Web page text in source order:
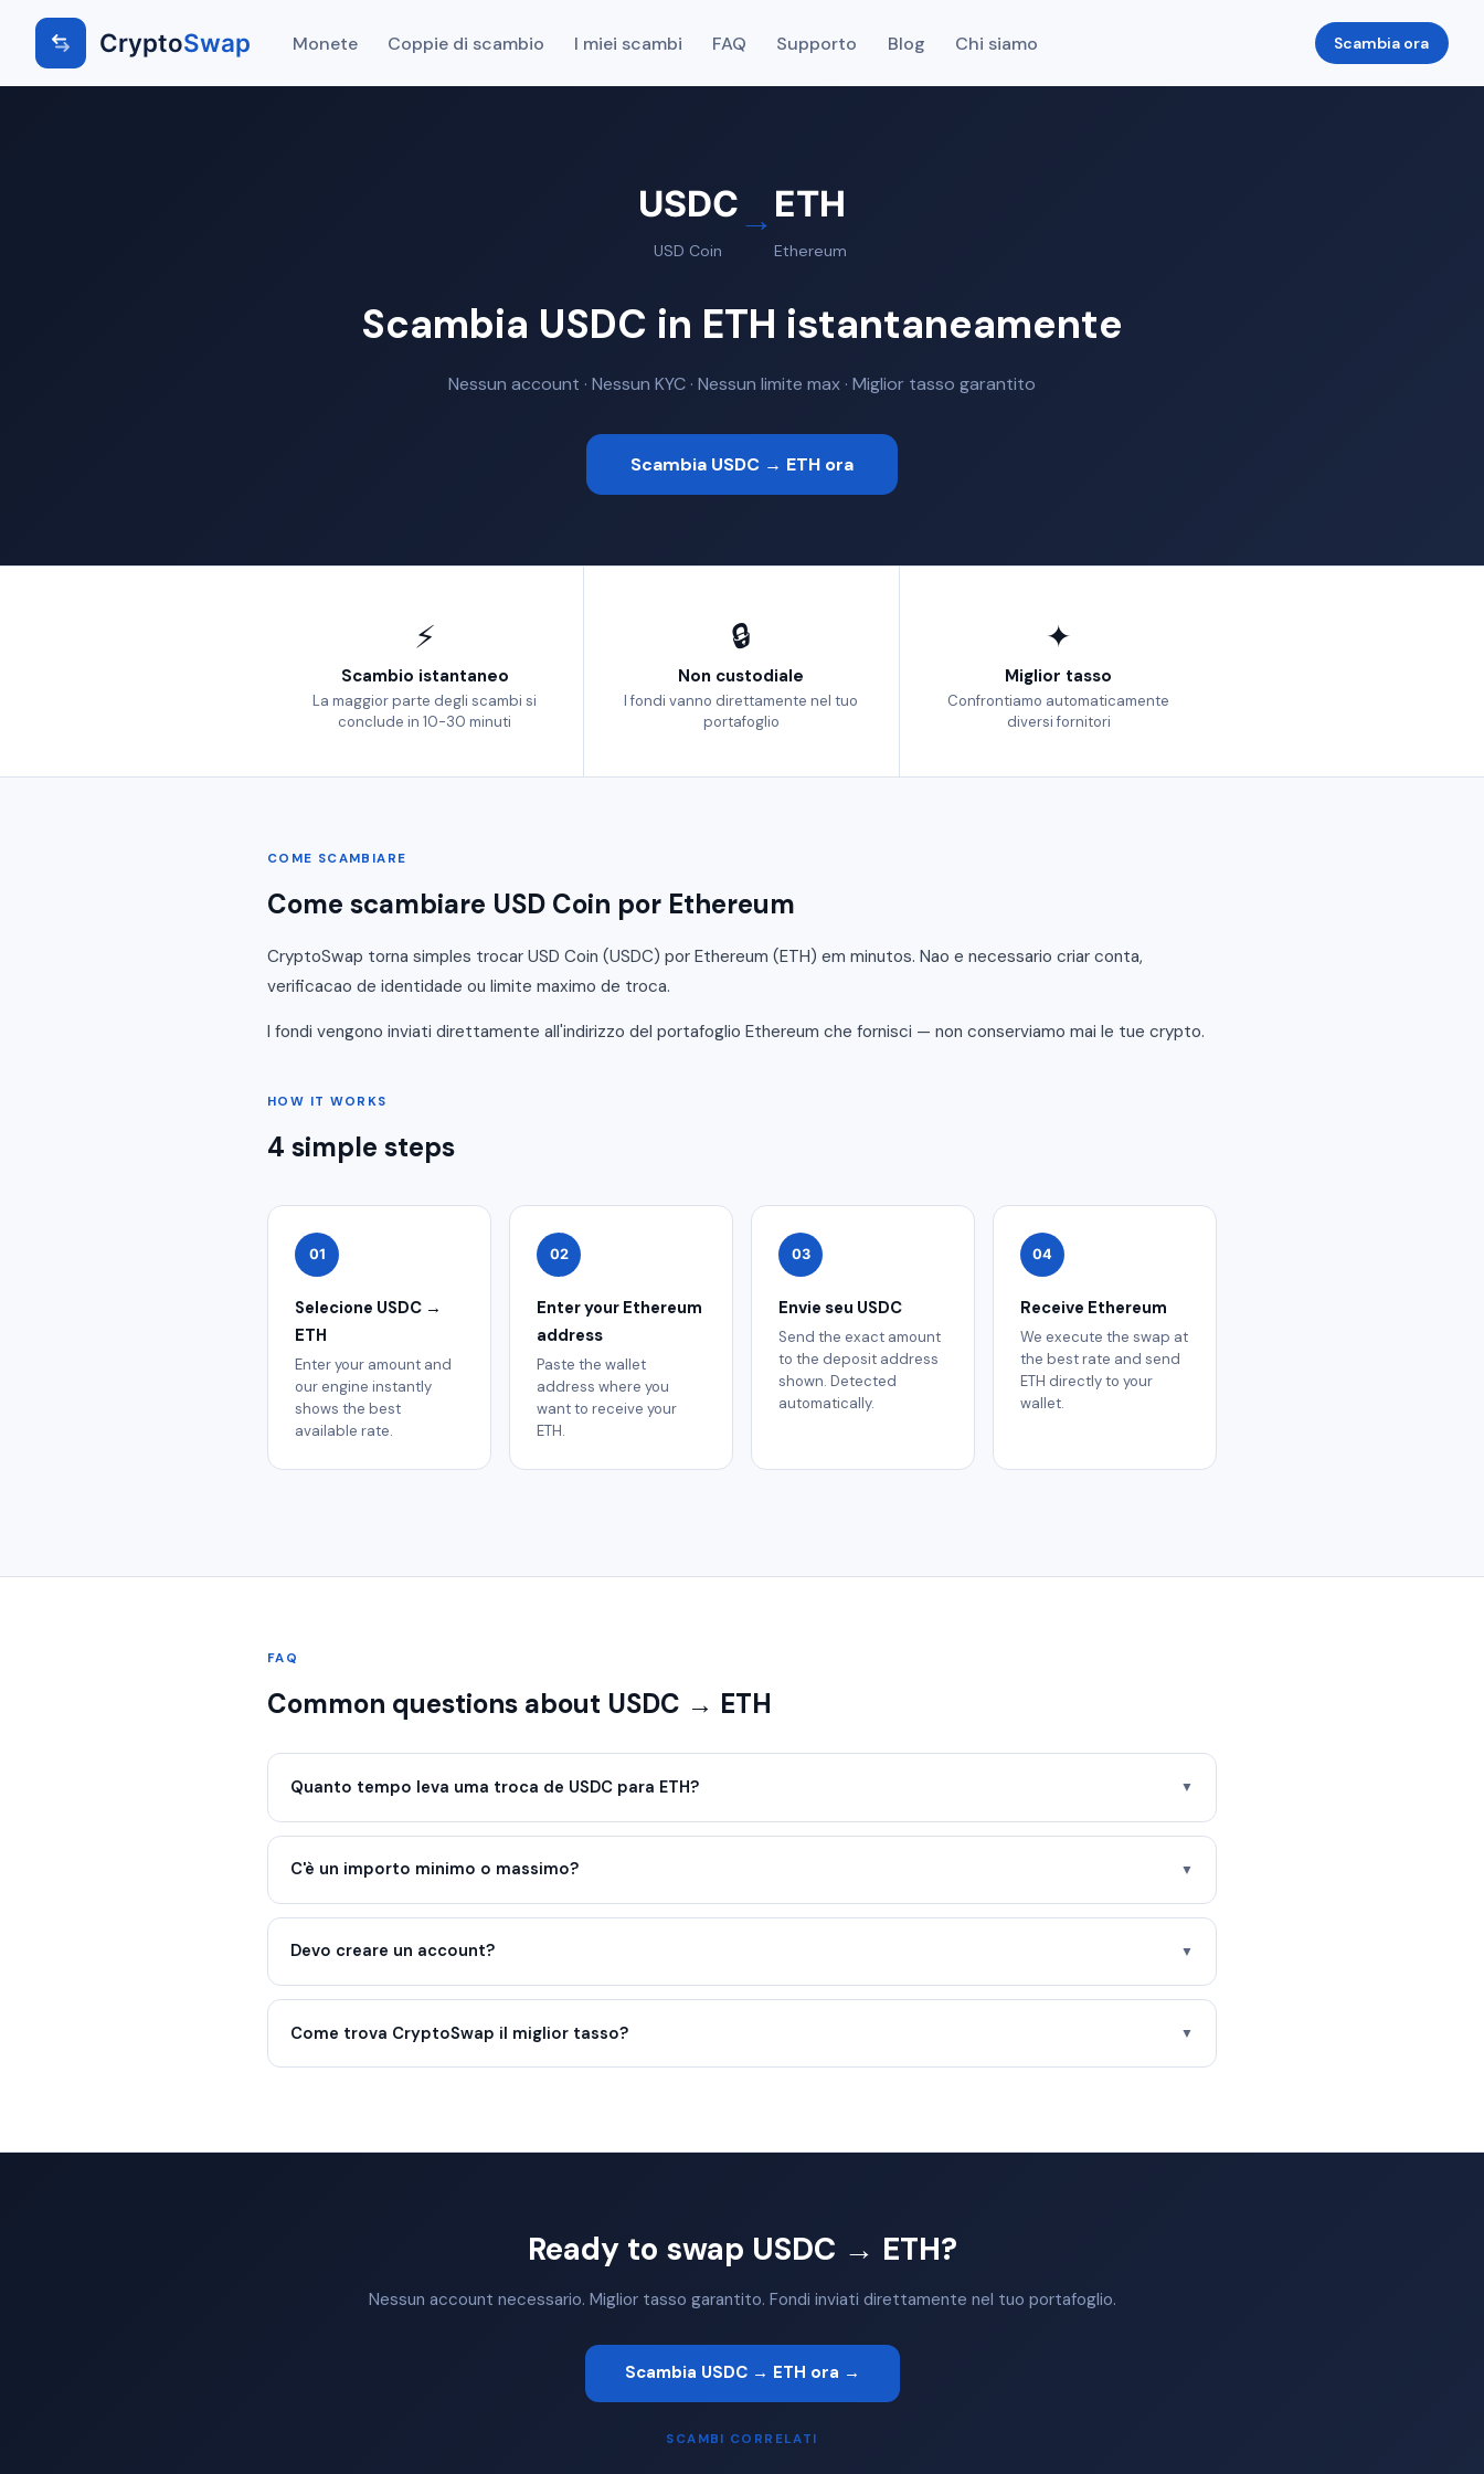
CryptoSwap Monete Coppie di scambio I miei scambi FAQ Supporto Blog Chi siamo Scambia ora
USDC
USD Coin
→ ETH
Ethereum
Scambia USDC in ETH istantaneamente
Nessun account · Nessun KYC · Nessun limite max · Miglior tasso garantito
Scambia USDC → ETH ora
⚡
Scambio istantaneo
La maggior parte degli scambi si
conclude in 10-30 minuti
🔒
Non custodiale
I fondi vanno direttamente nel tuo
portafoglio
✦
Miglior tasso
Confrontiamo automaticamente
diversi fornitori
COME SCAMBIARE
Come scambiare USD Coin por Ethereum
CryptoSwap torna simples trocar USD Coin (USDC) por Ethereum (ETH) em minutos. Nao e necessario criar conta,
verificacao de identidade ou limite maximo de troca.
I fondi vengono inviati direttamente all'indirizzo del portafoglio Ethereum che fornisci — non conserviamo mai le tue crypto.
HOW IT WORKS
4 simple steps
01
Selecione USDC →
ETH
Enter your amount and
our engine instantly
shows the best
available rate.
02
Enter your Ethereum
address
Paste the wallet
address where you
want to receive your
ETH.
03
Envie seu USDC
Send the exact amount
to the deposit address
shown. Detected
automatically.
04
Receive Ethereum
We execute the swap at
the best rate and send
ETH directly to your
wallet.
FAQ
Common questions about USDC → ETH
Quanto tempo leva uma troca de USDC para ETH? ▼
C'è un importo minimo o massimo? ▼
Devo creare un account? ▼
Come trova CryptoSwap il miglior tasso? ▼
Ready to swap USDC → ETH?
Nessun account necessario. Miglior tasso garantito. Fondi inviati direttamente nel tuo portafoglio.
Scambia USDC → ETH ora →
SCAMBI CORRELATI